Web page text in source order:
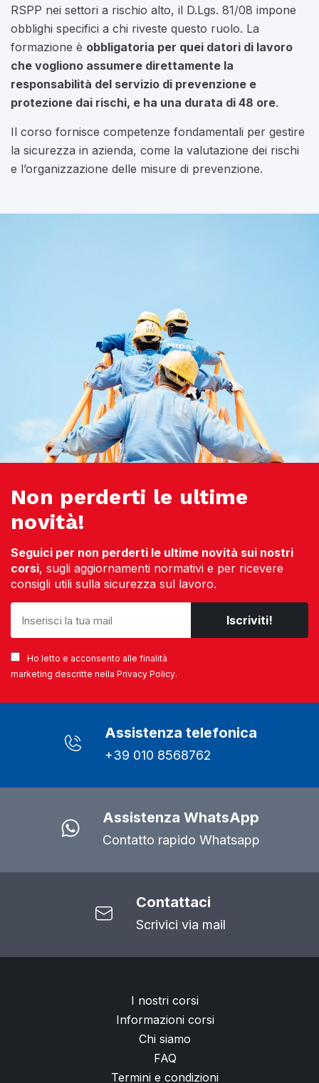
RSPP nei settori a rischio alto, il D.Lgs. 81/08 impone
obblighi specifici a chi riveste questo ruolo. La
formazione è obbligatoria per quei datori di lavoro
che vogliono assumere direttamente la
responsabilità del servizio di prevenzione e
protezione dai rischi, e ha una durata di 48 ore.
Il corso fornisce competenze fondamentali per gestire
la sicurezza in azienda, come la valutazione dei rischi
e l’organizzazione delle misure di prevenzione.
Non perderti le ultime
novità!
Seguici per non perderti le ultime novità sui nostri
corsi, sugli aggiornamenti normativi e per ricevere
consigli utili sulla sicurezza sul lavoro.
Ho letto e acconsento alle finalità
marketing descritte nella Privacy Policy.
Assistenza telefonica
+39 010 8568762
Assistenza WhatsApp
Contatto rapido Whatsapp
Contattaci
Scrivici via mail
I nostri corsi
Informazioni corsi
Chi siamo
FAQ
Termini e condizioni